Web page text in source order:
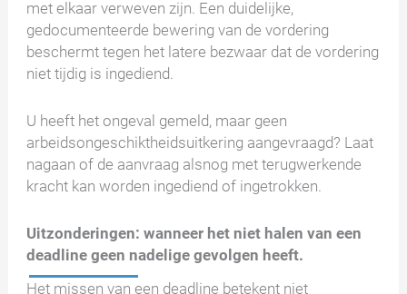
met elkaar verweven zijn. Een duidelijke,
gedocumenteerde bewering van de vordering
beschermt tegen het latere bezwaar dat de vordering
niet tijdig is ingediend.
U heeft het ongeval gemeld, maar geen
arbeidsongeschiktheidsuitkering aangevraagd? Laat
nagaan of de aanvraag alsnog met terugwerkende
kracht kan worden ingediend of ingetrokken.
Uitzonderingen: wanneer het niet halen van een
deadline geen nadelige gevolgen heeft.
Het missen van een deadline betekent niet